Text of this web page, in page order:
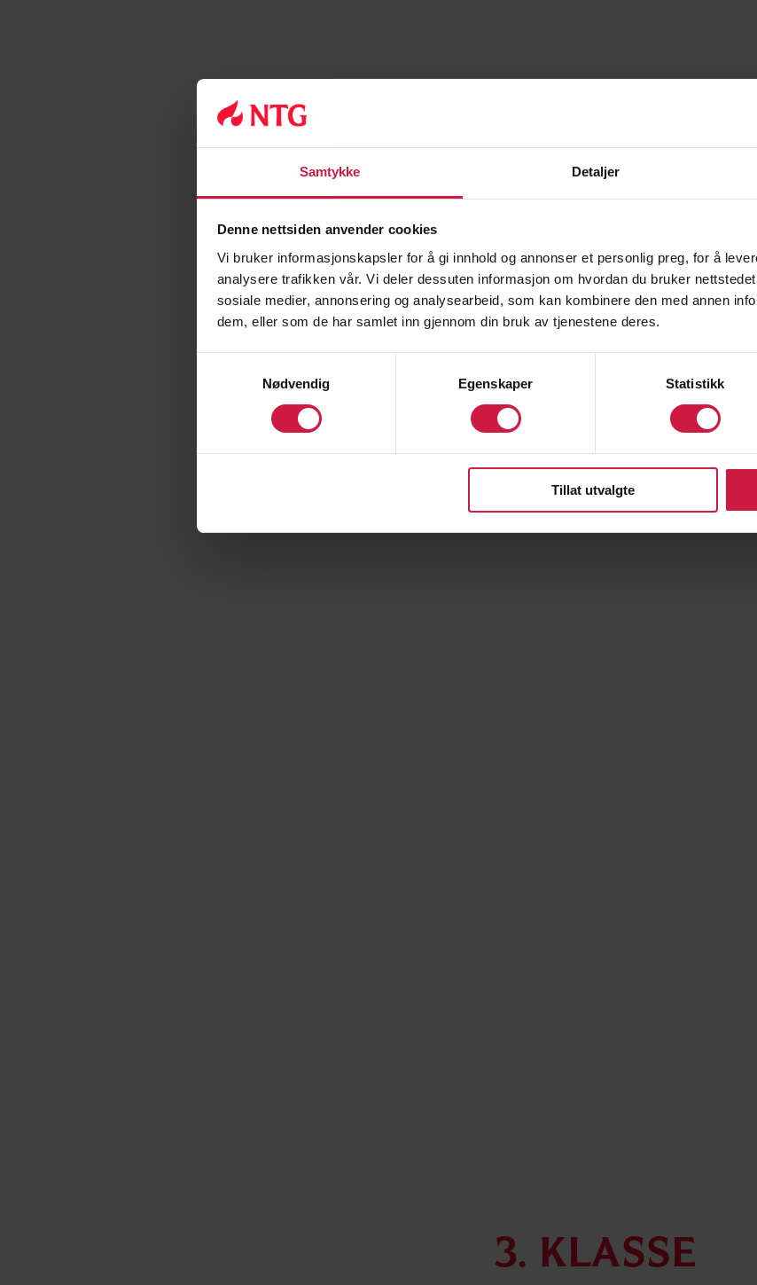
Samtykke Detaljer
Denne nettsiden anvender cookies
Vi bruker informasjonskapsler for å gi innhold og annonser et personlig preg, for å
analysere trafikken vår. Vi deler dessuten informasjon om hvordan du bruker
sosiale medier, annonsering og analysearbeid, som kan kombinere den med annen
dem, eller som de har samlet inn gjennom din bruk av tjenestene deres.
Nødvendig
Egenskaper Statistikk
Tillat utvalgte
3. klasse